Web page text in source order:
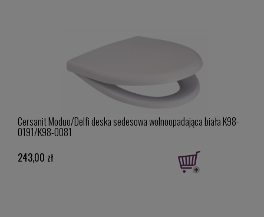
Cersanit Moduo/Delfi deska sedesowa wolnoopadająca biała K98-
0191/K98-0081
243,00 zł